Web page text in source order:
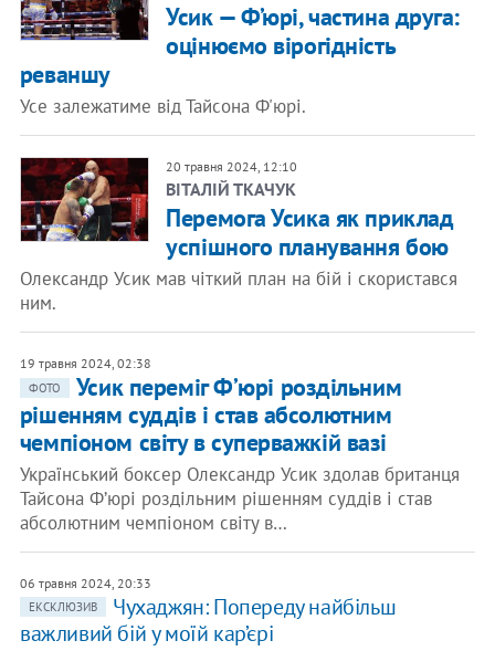
Усик — Ф’юрі, частина друга:
оцінюємо вірогідність
реваншу
Усе залежатиме від Тайсона Ф'юрі.
20 травня 2024, 12:10
ВІТАЛІЙ ТКАЧУК
Перемога Усика як приклад
успішного планування бою
Олександр Усик мав чіткий план на бій і скористався
ним.
19 травня 2024, 02:38
ФОТО
Усик переміг Фʼюрі роздільним
рішенням суддів і став абсолютним
чемпіоном світу в суперважкій вазі
Український боксер Олександр Усик здолав британця
Тайсона Фʼюрі роздільним рішенням суддів і став
абсолютним чемпіоном світу в…
06 травня 2024, 20:33
ЕКСКЛЮЗИВ
Чухаджян: Попереду найбільш
важливий бій у моїй кар’єрі